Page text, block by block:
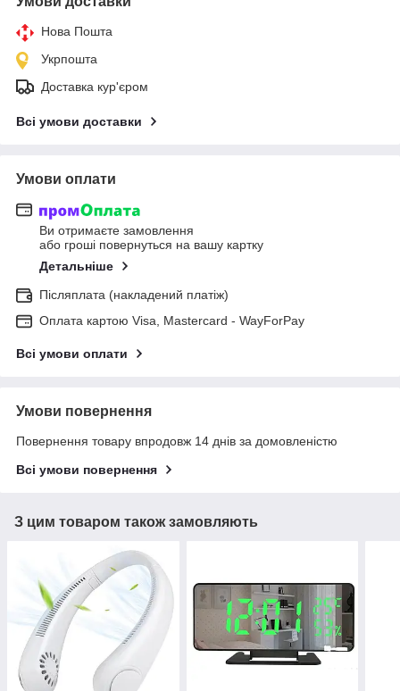
Нова Пошта
Укрпошта
Доставка кур'єром
Всі умови доставки
Умови оплати
Ви отримаєте замовлення
або гроші повернуться на вашу картку
Детальніше
Післяплата (накладений платіж)
Оплата картою Visa, Mastercard - WayForPay
Всі умови оплати
Умови повернення
Повернення товару впродовж 14 днів за домовленістю
Всі умови повернення
З цим товаром також замовляють